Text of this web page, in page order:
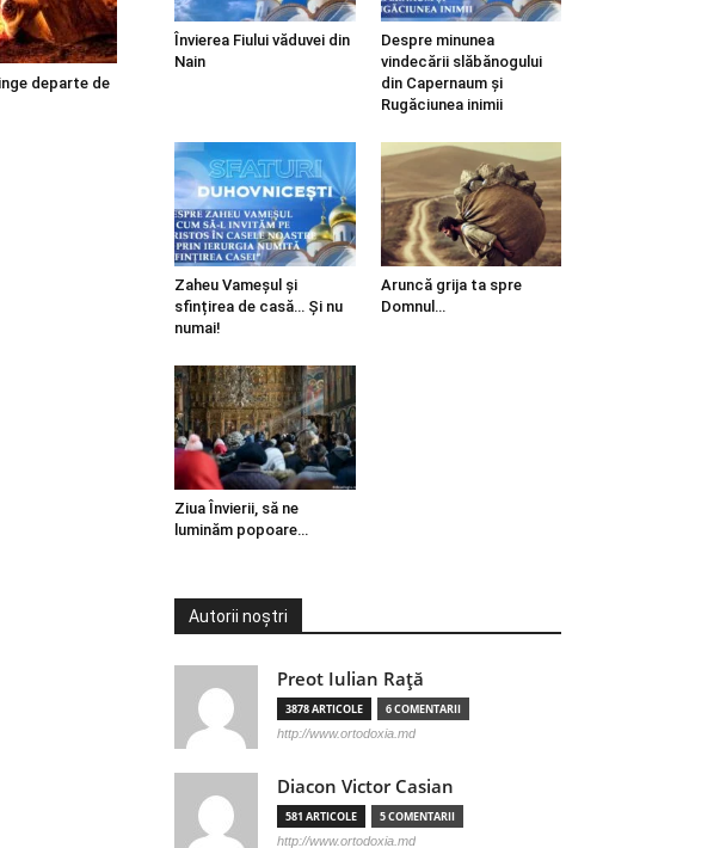
departe de
Învierea Fiului văduvei din
Nain
Despre minunea
vindecării slăbănogului
din Capernaum și
Rugăciunea inimii
Zaheu Vameșul și
sfințirea de casă… Și nu
numai!
Aruncă grija ta spre
Domnul…
Ziua Învierii, să ne
luminăm popoare…
Autorii noștri
Preot Iulian Raţă
3878 ARTICOLE 6 COMENTARII
http://www.ortodoxia.md
Diacon Victor Casian
581 ARTICOLE 5 COMENTARII
http://www.ortodoxia.md